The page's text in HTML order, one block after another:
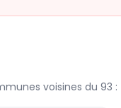
voisines du 93 :